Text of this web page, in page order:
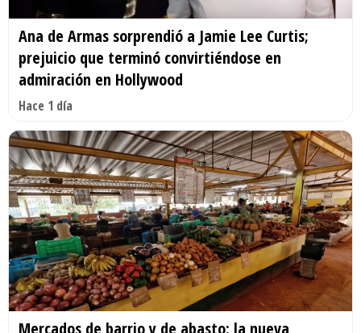
Ana de Armas sorprendió a Jamie Lee Curtis;
prejuicio que terminó convirtiéndose en
admiración en Hollywood
Hace 1 día
Mercados de barrio y de abasto: la nueva